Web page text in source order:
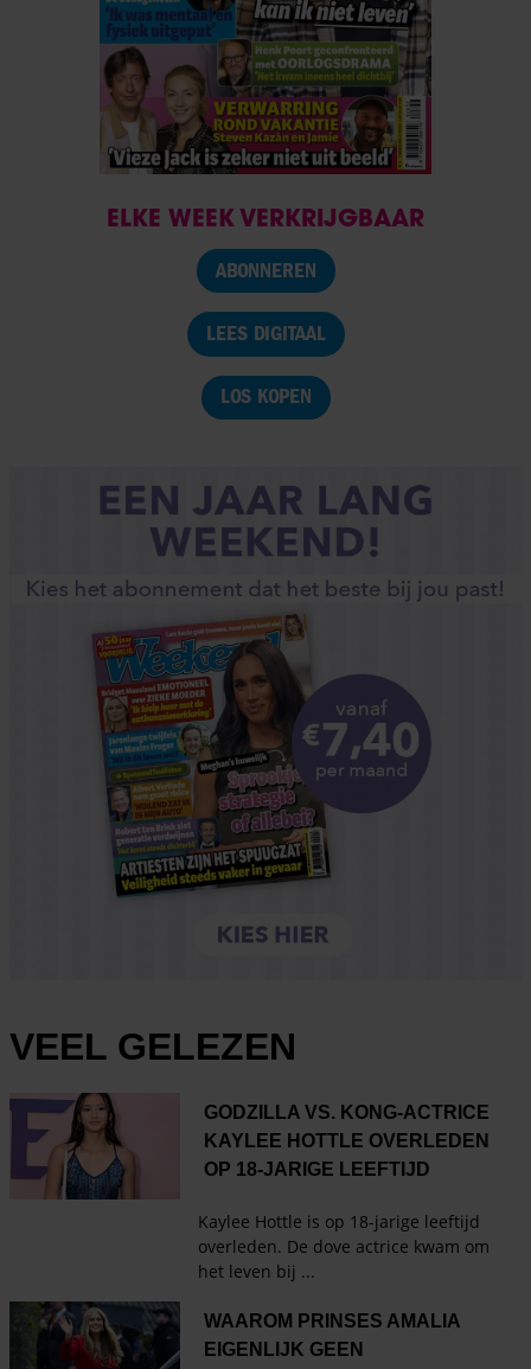
ELKE WEEK VERKRIJGBAAR
ABONNEREN
LEES DIGITAAL
LOS KOPEN